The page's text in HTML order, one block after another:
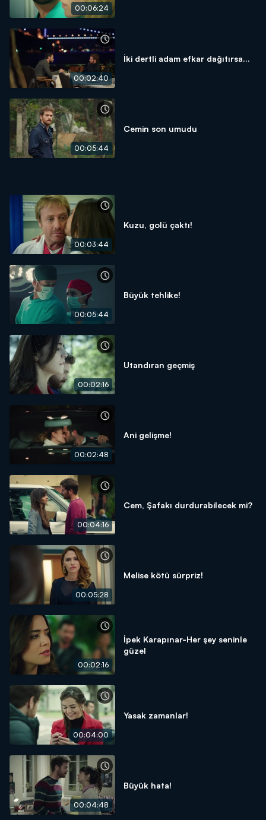
00:06:24
00:02:40
İki dertli adam efkar dağıtırsa...
00:05:44
Cemin son umudu
00:03:44
Kuzu, golü çaktı!
00:05:44
Büyük tehlike!
00:02:16
Utandıran geçmiş
00:02:48
Ani gelişme!
00:04:16
Cem, Şafakı durdurabilecek mi?
00:05:28
Melise kötü sürpriz!
00:02:16
İpek Karapınar-Her şey seninle
güzel
00:04:00
Yasak zamanlar!
00:04:48
Büyük hata!